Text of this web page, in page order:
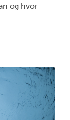
og hvor